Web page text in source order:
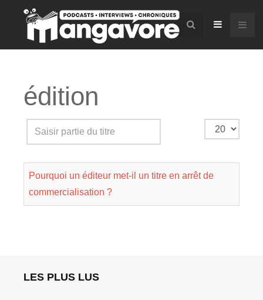
édition
Saisir
partie
titre
Affichage
Pourquoi un éditeur met-il un titre en arrêt de
commercialisation ?
LES PLUS LUS